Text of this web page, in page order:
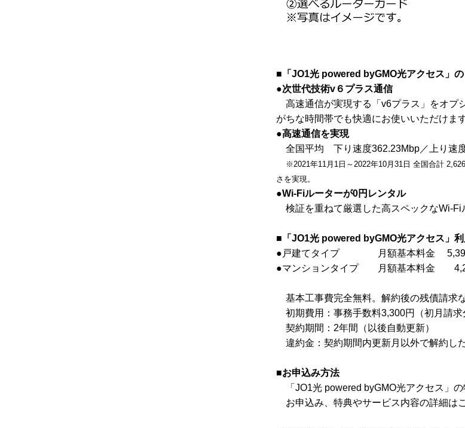
■「JO1光 powered byGMO光アクセス」
●次世代技術v６プラス通信
高速通信が実現する「v6プラス」をオプ
がちな時間帯でも快適にお使いいただけます
●高速通信を実現
全国平均 下り速度362.23Mbp／上り速
※2021年11月1日～2022年10月31日 全国合計
さを実現。
●Wi-Fiルーターが0円レンタル
検証を重ねて厳選した高スペックなWi-Fi
■「JO1光 powered byGMO光アクセス」
●戸建てタイプ 月額基本料金 5,390
●マンションタイプ 月額基本料金
基本工事費完全無料。解約後の残債請求
初期費用：事務手数料3,300円（初月請求
契約期間：2年間（以後自動更新）
違約金：契約期間内更新月以外で解約し
■お申込み方法
「JO1光 powered byGMO光アクセス」の
お申込み、特典やサービス内容の詳細は